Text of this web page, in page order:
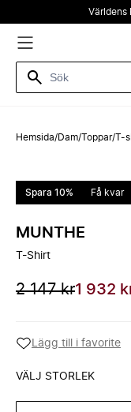
Världens
Hemsida/Dam/Toppar/T-
Spara 10% Få kvar
MUNTHE
T-Shirt
2 147 kr1 932
Lägg till i favorite
VÄLJ STORLEK